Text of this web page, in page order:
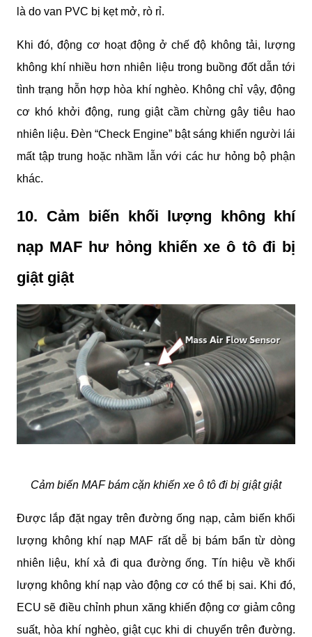
là do van PVC bị kẹt mở, rò rỉ.
Khi đó, động cơ hoạt động ở chế độ không tải, lượng
không khí nhiều hơn nhiên liệu trong buồng đốt dẫn tới
tình trạng hỗn hợp hòa khí nghèo. Không chỉ vậy, động
cơ khó khởi động, rung giật cầm chừng gây tiêu hao
nhiên liệu. Đèn “Check Engine” bật sáng khiến người lái
mất tập trung hoặc nhầm lẫn với các hư hỏng bộ phận
khác.
10. Cảm biến khối lượng không khí
nạp MAF hư hỏng khiến xe ô tô đi bị
giật giật
Cảm biến MAF bám cặn khiến xe ô tô đi bị giật giật
Được lắp đặt ngay trên đường ống nạp, cảm biến khối
lượng không khí nạp MAF rất dễ bị bám bẩn từ dòng
nhiên liệu, khí xả đi qua đường ống. Tín hiệu về khối
lượng không khí nạp vào động cơ có thể bị sai. Khi đó,
ECU sẽ điều chỉnh phun xăng khiến động cơ giảm công
suất, hòa khí nghèo, giật cục khi di chuyển trên đường.